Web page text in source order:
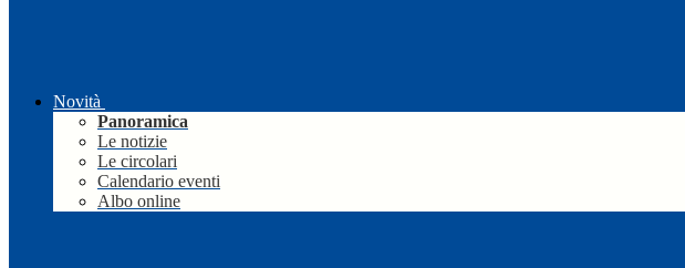
Novità
Panoramica
Le notizie
Le circolari
Calendario eventi
Albo online